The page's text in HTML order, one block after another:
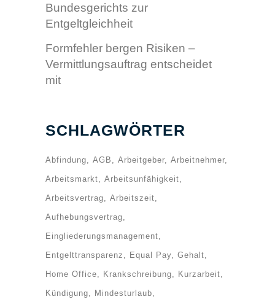
Bundesgerichts zur
Entgeltgleichheit
Formfehler bergen Risiken –
Vermittlungsauftrag entscheidet
mit
SCHLAGWÖRTER
Abfindung AGB Arbeitgeber Arbeitnehmer
Arbeitsmarkt Arbeitsunfähigkeit
Arbeitsvertrag Arbeitszeit
Aufhebungsvertrag
Eingliederungsmanagement
Entgelttransparenz Equal Pay Gehalt
Home Office Krankschreibung Kurzarbeit
Kündigung Mindesturlaub